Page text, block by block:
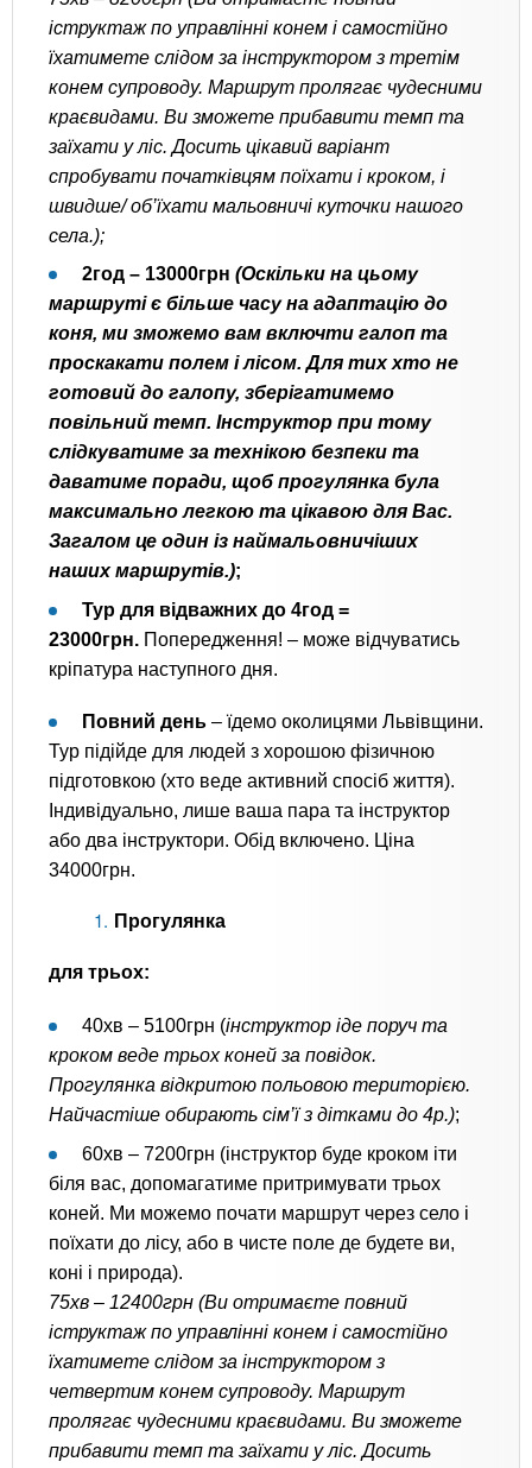
іструктаж по управлінні конем і самостійно
їхатимете слідом за інструктором з третім
конем супроводу. Маршрут пролягає чудесними
краєвидами. Ви зможете прибавити темп та
заїхати у ліс. Досить цікавий варіант
спробувати початківцям поїхати і кроком, і
швидше/ об’їхати мальовничі куточки нашого
села.);
2год – 13000грн (Оскільки на цьому
маршруті є більше часу на адаптацію до
коня, ми зможемо вам включти галоп та
проскакати полем і лісом. Для тих хто не
готовий до галопу, зберігатимемо
повільний темп. Інструктор при тому
слідкуватиме за технікою безпеки та
даватиме поради, щоб прогулянка була
максимально легкою та цікавою для Вас.
Загалом це один із наймальовничіших
наших маршрутів.);
Тур для відважних до 4год =
23000грн. Попередження! – може відчуватись
кріпатура наступного дня.
Повний день – їдемо околицями Львівщини.
Тур підійде для людей з хорошою фізичною
підготовкою (хто веде активний спосіб життя).
Індивідуально, лише ваша пара та інструктор
або два інструктори. Обід включено. Ціна
34000грн.
Прогулянка
для трьох:
40хв – 5100грн (інструктор іде поруч та
кроком веде трьох коней за повідок.
Прогулянка відкритою польовою територією.
Найчастіше обирають сім’ї з дітками до 4р.);
60хв – 7200грн (інструктор буде кроком іти
біля вас, допомагатиме притримувати трьох
коней. Ми можемо почати маршрут через село і
поїхати до лісу, або в чисте поле де будете ви,
коні і природа).
75хв – 12400грн (Ви отримаєте повний
іструктаж по управлінні конем і самостійно
їхатимете слідом за інструктором з
четвертим конем супроводу. Маршрут
пролягає чудесними краєвидами. Ви зможете
прибавити темп та заїхати у ліс. Досить